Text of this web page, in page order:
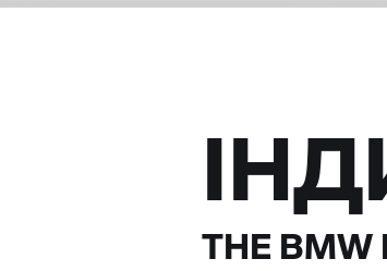
THE BMW